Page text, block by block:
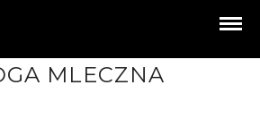
MLECZNA